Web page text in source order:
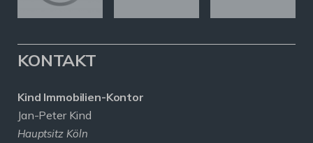
KONTAKT
Kind Immobilien-Kontor
Jan-Peter Kind
Hauptsitz Köln